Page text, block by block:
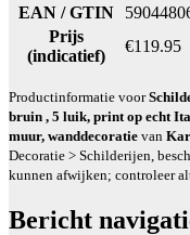
EAN / GTIN
Prijs
(indicatief)
€119.95
Productinformatie voor
bruin , 5 luik, print op echt
muur, wanddecoratie van
Decoratie > Schilderijen,
kunnen afwijken; controleer
Bericht